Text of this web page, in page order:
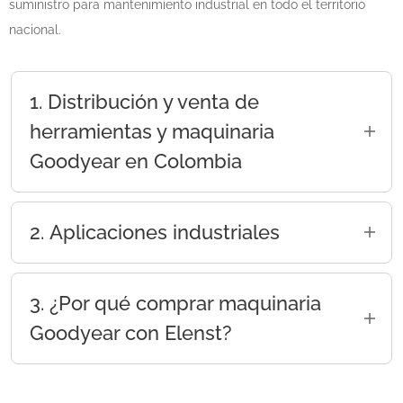
suministro para mantenimiento industrial en todo el territorio
nacional.
1. Distribución y venta de
herramientas y maquinaria
Goodyear en Colombia
En Elenst, dinamizamos sus proyectos
mediante la
venta de maquinaria Goodyear
en Bogotá y Colombia
está seleccionado para ofrecer soluciones de
larga duración en condiciones de uso
intensivo. Comomayorista tecnológico,
distribuimos:
2. Aplicaciones industriales
La maquinaria Goodyear es ideal para:
Obras civiles y construcción.
Talleres automotrices y
metalmecánicos.
3. ¿Por qué comprar maquinaria
Goodyear con Elenst?